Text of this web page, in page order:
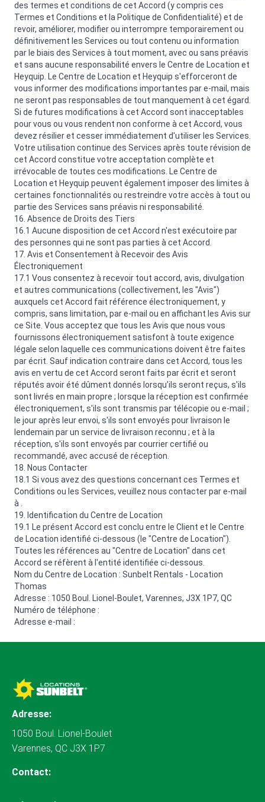
des termes et conditions de cet Accord (y compris ces
Termes et Conditions et la Politique de Confidentialité) et de
revoir, améliorer, modifier ou interrompre temporairement ou
définitivement les Services ou tout contenu ou information
par le biais des Services à tout moment, avec ou sans préavis
et sans aucune responsabilité envers le Centre de Location et
Heyquip. Le Centre de Location et Heyquip s'efforceront de
vous informer des modifications importantes par e-mail, mais
ne seront pas responsables de tout manquement à cet égard.
Si de futures modifications à cet Accord sont inacceptables
pour vous ou vous rendent non conforme à cet Accord, vous
devez résilier et cesser immédiatement d'utiliser les Services.
Votre utilisation continue des Services après toute révision de
cet Accord constitue votre acceptation complète et
irrévocable de toutes ces modifications. Le Centre de
Location et Heyquip peuvent également imposer des limites à
certaines fonctionnalités ou restreindre votre accès à tout ou
partie des Services sans préavis ni responsabilité.
16. Absence de Droits des Tiers
16.1 Aucune disposition de cet Accord n'est exécutoire par
des personnes qui ne sont pas parties à cet Accord.
17. Avis et Consentement à Recevoir des Avis
Électroniquement
17.1 Vous consentez à recevoir tout accord, avis, divulgation
et autres communications (collectivement, les "Avis")
auxquels cet Accord fait référence électroniquement, y
compris, sans limitation, par e-mail ou en affichant les Avis sur
ce Site. Vous acceptez que tous les Avis que nous vous
fournissons électroniquement satisfont à toute exigence
légale selon laquelle ces communications doivent être faites
par écrit. Sauf indication contraire dans cet Accord, tous les
avis en vertu de cet Accord seront faits par écrit et seront
réputés avoir été dûment donnés lorsqu'ils seront reçus, s'ils
sont livrés en main propre ; lorsque la réception est confirmée
électroniquement, s'ils sont transmis par télécopie ou e-mail ;
le jour après leur envoi, s'ils sont envoyés pour livraison le
lendemain par un service de livraison reconnu ; et à la
réception, s'ils sont envoyés par courrier certifié ou
recommandé, avec accusé de réception.
18. Nous Contacter
18.1 Si vous avez des questions concernant ces Termes et
Conditions ou les Services, veuillez nous contacter par e-mail
à .
19. Identification du Centre de Location
19.1 Le présent Accord est conclu entre le Client et le Centre
de Location identifié ci-dessous (le "Centre de Location").
Toutes les références au "Centre de Location" dans cet
Accord se réfèrent à l'entité identifiée ci-dessous.
Nom du Centre de Location : Sunbelt Rentals - Location
Thomas
Adresse : 1050 Boul. Lionel-Boulet, Varennes, J3X 1P7, QC
Numéro de téléphone :
Adresse e-mail :
Adresse:
1050 Boul. Lionel-Boulet
Varennes, QC J3X 1P7
Contact: